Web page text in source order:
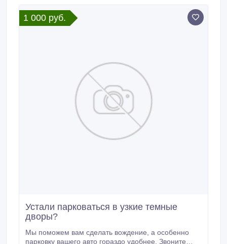
для автосигнализаций Tomahawk Автомобильный
брелки для автосигнализаций Scher Khan
Автомобильный брелки для автосигнализаций
для автосигнализаций Jaguar брелки и пульты для
авто сигнализаций.
1 000 руб.
Устали парковаться в узкие темные
дворы?
Мы поможем вам сделать вождение, а особенно
парковку вашего авто гораздо удобнее. Звоните